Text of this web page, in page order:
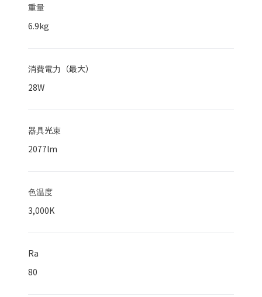
重量
6.9kg
消費電力（最大）
28W
器具光束
2077lm
色温度
3,000K
Ra
80